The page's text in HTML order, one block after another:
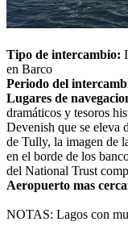
Tipo de intercambio:
en Barco
Periodo del
Lugares de
dramáticos y tesoros
Devenish que se eleva
de Tully, la imagen de
en el borde de los
del National Trust
Aeropuerto mas
NOTAS: Lagos con